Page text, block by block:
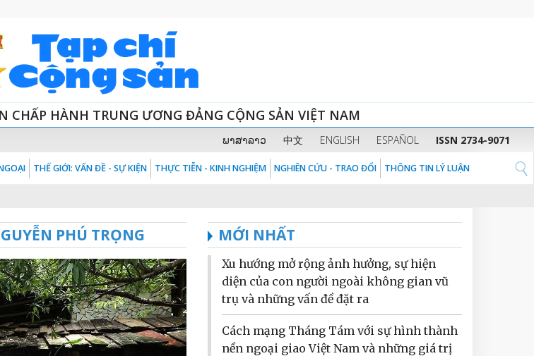
CHẤP HÀNH TRUNG ƯƠNG ĐẢNG CỘNG SẢN VIỆT NAM
ພາສາລາວ 中文 ENGLISH ESPAÑOL ISSN 2734-9071
THẾ GIỚI: VẤN ĐỀ - SỰ KIỆN THỰC TIỄN - KINH NGHIỆM NGHIÊN CỨU - TRAO ĐỔI THÔNG TIN LÝ LUẬN
PHÚ TRỌNG MỚI NHẤT
Xu hướng mở rộng ảnh hưởng, sự hiện
diện của con người ngoài không gian vũ
trụ và những vấn đề đặt ra
Cách mạng Tháng Tám với sự hình thành
nền ngoại giao Việt Nam và những giá trị